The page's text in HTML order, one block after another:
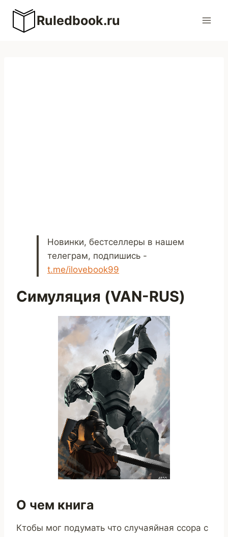
Перейти
содержимому
Ruledbook.ru
Новинки, бестселлеры в нашем
телеграм, подпишись -
t.me/ilovebook99
Симуляция (VAN-RUS)
О чем книга
Ктобы мог подумать что случаяйная ссора с